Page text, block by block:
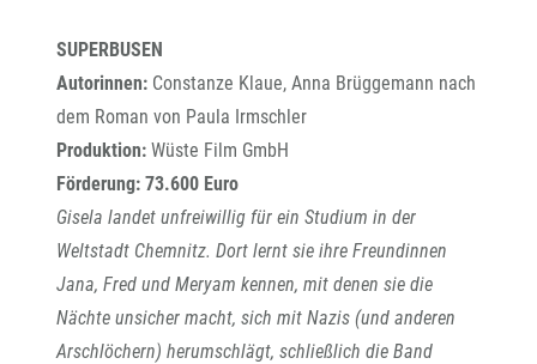
SUPERBUSEN
Autorinnen: Constanze Klaue, Anna Brüggemann nach
dem Roman von Paula Irmschler
Produktion: Wüste Film GmbH
Förderung: 73.600 Euro
Gisela landet unfreiwillig für ein Studium in der
Weltstadt Chemnitz. Dort lernt sie ihre Freundinnen
Jana, Fred und Meryam kennen, mit denen sie die
Nächte unsicher macht, sich mit Nazis (und anderen
Arschlöchern) herumschlägt, schließlich die Band